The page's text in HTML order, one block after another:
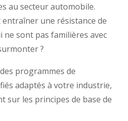
au secteur automobile.
une résistance de
ne sont pas familières avec
?
programmes de
adaptés à votre industrie,
sur les principes de base de